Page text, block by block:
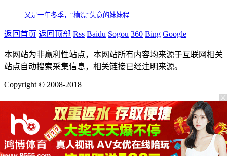
又是一年冬季，“横漂”失意的妹妹程...
返回首页 返回顶部 Rss Baidu Sogou 360 Bing Google
本网站为非赢利性站点，本网站所有内容均来源于互联网相关
站点自动搜索采集信息，相关链接已经注明来源。
Copyright © 2008-2018